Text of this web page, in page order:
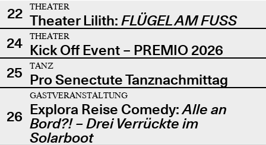
22
THEATER
Theater Lilith: FLÜGEL AM FUSS
24
THEATER
Kick Off Event – PREMIO 2026
25
TANZ
Pro Senectute Tanznachmittag
26
GASTVERANSTALTUNG
Explora Reise Comedy:Alle an
Bord?! – Drei Verrückte im
Solarboot